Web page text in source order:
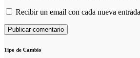
Recibir un email con cada nueva
Tipo de Cambio